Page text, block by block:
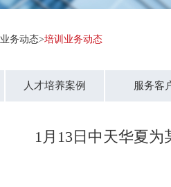
业务动态>培训业务动态
人才培养案例 服务客
1月13日中天华夏